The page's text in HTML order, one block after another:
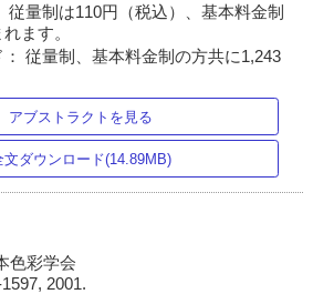
従量制は110円（税込）、基本料金制
ます。
従量制、基本料金制の方共に1,243
アブストラクトを見る
文ダウンロード(14.89MB)
色彩学会
2001.